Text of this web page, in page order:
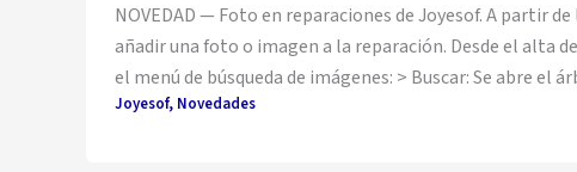
NOVEDAD — Foto en reparaciones de Joyesof. A partir
añadir una foto o imagen a la reparación. Desde el alta
el menú de búsqueda de imágenes: > Buscar: Se abre el
Joyesof, Novedades